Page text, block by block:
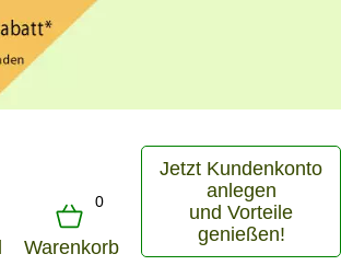
0
Warenkorb
Jetzt Kundenkonto
anlegen
und Vorteile
genießen!